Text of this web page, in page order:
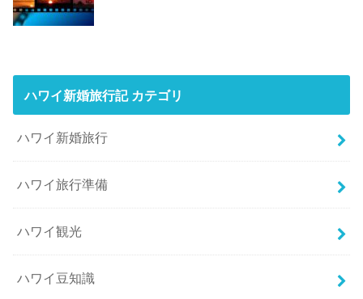
ハワイ新婚旅行記 カテゴリ
ハワイ新婚旅行
ハワイ旅行準備
ハワイ観光
ハワイ豆知識